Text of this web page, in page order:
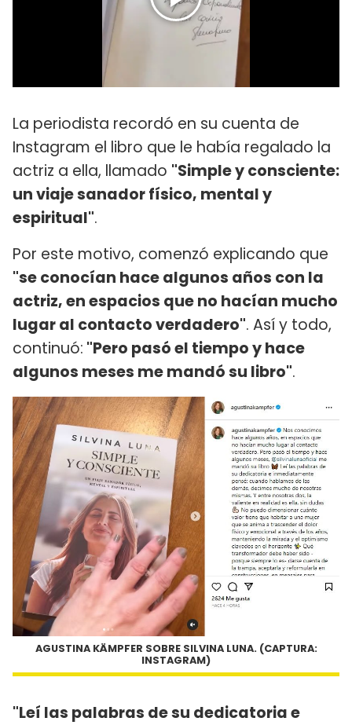
La periodista recordó en su cuenta de
Instagram el libro que le había regalado la
actriz a ella, llamado "Simple y consciente:
un viaje sanador físico, mental y
espiritual".
Por este motivo, comenzó explicando que
"se conocían hace algunos años con la
actriz, en espacios que no hacían mucho
lugar al contacto verdadero". Así y todo,
continuó: "Pero pasó el tiempo y hace
algunos meses me mandó su libro".
AGUSTINA KÄMPFER SOBRE SILVINA LUNA. (CAPTURA:
INSTAGRAM)
"Leí las palabras de su dedicatoria e